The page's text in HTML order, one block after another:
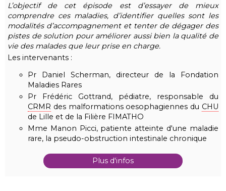
L’objectif de cet épisode est d’essayer de mieux
comprendre ces maladies, d’identifier quelles sont les
modalités d’accompagnement et tenter de dégager des
pistes de solution pour améliorer aussi bien la qualité de
vie des malades que leur prise en charge.
Les intervenants :
Pr Daniel Scherman, directeur de la Fondation
Maladies Rares
Pr Frédéric Gottrand, pédiatre, responsable du
CRMR des malformations oesophagiennes du CHU
de Lille et de la Filière FIMATHO
Mme Manon Picci, patiente atteinte d'une maladie
rare, la pseudo-obstruction intestinale chronique
Plus d'infos